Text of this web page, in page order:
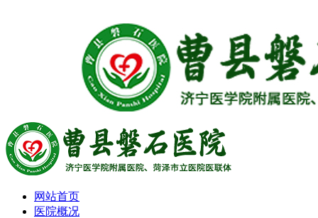
网站首页
医院概况